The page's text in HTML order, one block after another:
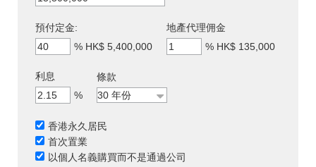
預付定金:
% HK$ 5,400,000
地產代理佣金
% HK$ 135,000
利息
%
條款
香港永久居民
首次置業
以個人名義購買而不是通過公司